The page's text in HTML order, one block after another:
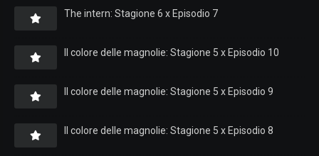
The intern: Stagione 6 x Episodio 7
Il colore delle magnolie: Stagione 5 x Episodio 10
Il colore delle magnolie: Stagione 5 x Episodio 9
Il colore delle magnolie: Stagione 5 x Episodio 8